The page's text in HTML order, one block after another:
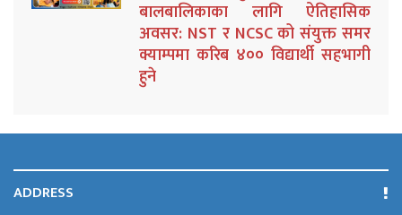
बालबालिकाका लागि ऐतिहासिक
अवसर: NST र NCSC को संयुक्त समर
क्याम्पमा करिब ४०० विद्यार्थी सहभागी
हुने
ADDRESS